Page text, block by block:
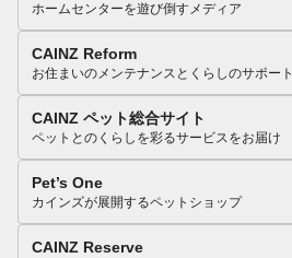
ホームセンターを遊び倒すメディア
CAINZ Reform
お住まいのメンテナンスとくらしのサポート
CAINZ ペット総合サイト
ペットとのくらしを彩るサービスをお届け
Pet’s One
カインズが展開するペットショップ
CAINZ Reserve